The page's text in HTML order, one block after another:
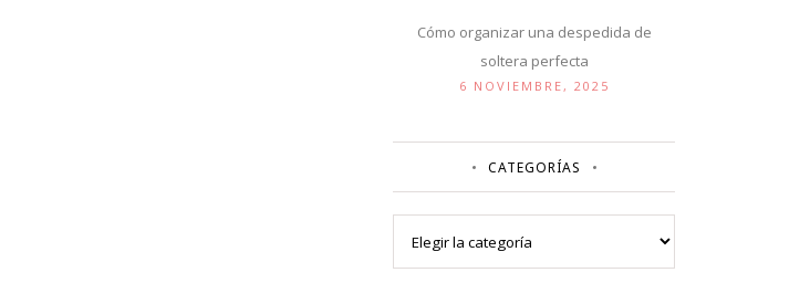
Cómo organizar una despedida de
soltera perfecta
6 NOVIEMBRE, 2025
CATEGORÍAS